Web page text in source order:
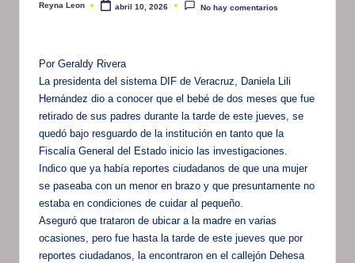
Publicado
Reyna Leon abril 10, 2026 No hay comentarios
Por Geraldy Rivera
La presidenta del sistema DIF de Veracruz, Daniela Lili
Hernández dio a conocer que el bebé de dos meses que fue
retirado de sus padres durante la tarde de este jueves, se
quedó bajo resguardo de la institución en tanto que la
Fiscalía General del Estado inicio las investigaciones.
Indico que ya había reportes ciudadanos de que una mujer
se paseaba con un menor en brazo y que presuntamente no
estaba en condiciones de cuidar al pequeño.
Aseguró que trataron de ubicar a la madre en varias
ocasiones, pero fue hasta la tarde de este jueves que por
reportes ciudadanos, la encontraron en el callejón Dehesa